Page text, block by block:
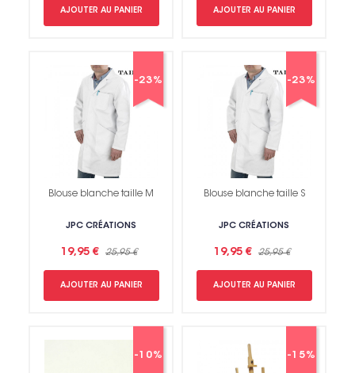
AJOUTER AU PANIER AJOUTER AU PANIER
-23%
Blouse blanche taille M
JPC CRÉATIONS
19,95 € 25,95 €
AJOUTER AU PANIER
-23%
Blouse blanche taille S
JPC CRÉATIONS
19,95 € 25,95 €
AJOUTER AU PANIER
-10% -15%